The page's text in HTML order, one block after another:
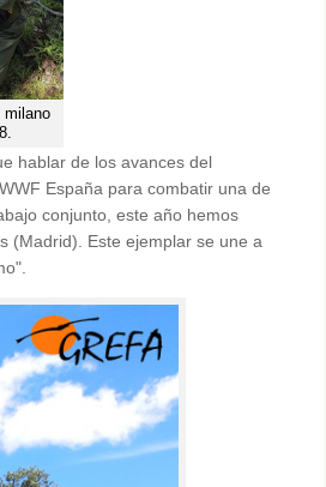
milano
hablar de los avances del
España para combatir una de
conjunto, este año hemos
(Madrid). Este ejemplar se une a